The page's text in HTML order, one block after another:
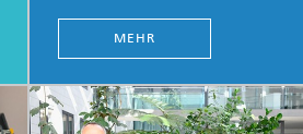
MEHR